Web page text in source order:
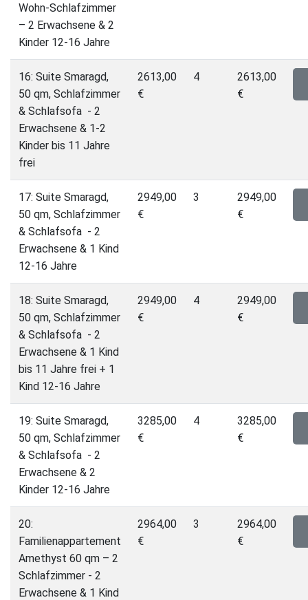
Wohn-Schlafzimmer
– 2 Erwachsene & 2
Kinder 12-16 Jahre
16: Suite Smaragd,
50 qm, Schlafzimmer
& Schlafsofa - 2
Erwachsene & 1-2
Kinder bis 11 Jahre
frei
2613,00
€
4
2613,00
€
17: Suite Smaragd,
50 qm, Schlafzimmer
& Schlafsofa - 2
Erwachsene & 1 Kind
12-16 Jahre
2949,00
€
3
2949,00
€
18: Suite Smaragd,
50 qm, Schlafzimmer
& Schlafsofa - 2
Erwachsene & 1 Kind
bis 11 Jahre frei + 1
Kind 12-16 Jahre
2949,00
€
4
2949,00
€
19: Suite Smaragd,
50 qm, Schlafzimmer
& Schlafsofa - 2
Erwachsene & 2
Kinder 12-16 Jahre
3285,00
€
4
3285,00
€
20:
Familienappartement
Amethyst 60 qm – 2
Schlafzimmer - 2
Erwachsene & 1 Kind
2964,00
€
3
2964,00
€